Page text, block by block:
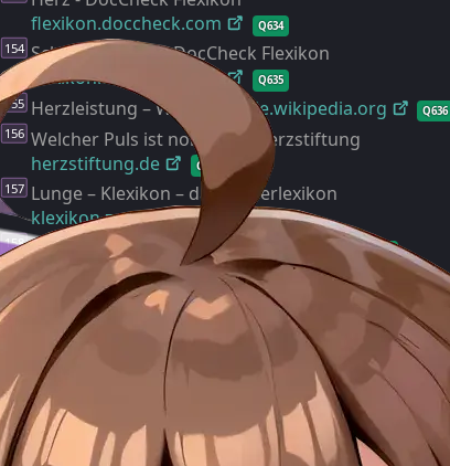
flexikon.doccheck.com
Q634
Schlagvolumen - DocCheck Flexikon
flexikon.doccheck.com
Q635
Herzleistung – Wikipedia de.wikipedia.org Q636
Welcher Puls ist normal? | Herzstiftung
herzstiftung.de
Q637
Lunge – Klexikon – das Kinderlexikon
klexikon.zum.de
Lunge – Wikipedia de.wikipedia.org Q639
Lunge - DocCheck Flexikon
flexikon.doccheck.com
Q640
Lungendehnbarkeit - DocCheck Flexikon
flexikon.doccheck.com
Q641
Thymus - DocCheck Flexikon
flexikon.doccheck.com
Q642
Thymus | Gesundheitsportal